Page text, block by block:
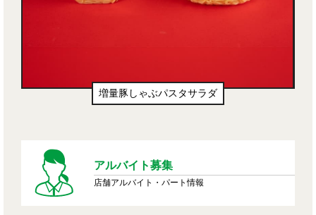
増量豚しゃぶパスタサラダ
アルバイト募集
店舗アルバイト・パート情報